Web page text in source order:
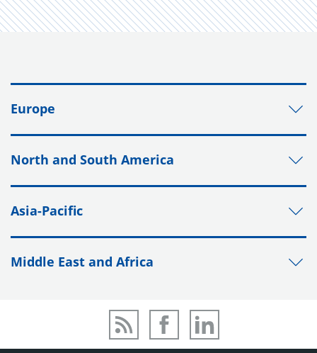
Europe
North and South America
Asia-Pacific
Middle East and Africa